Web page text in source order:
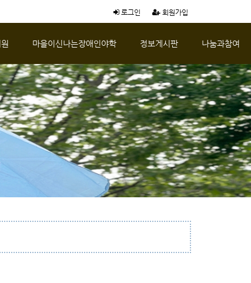
로그인 회원가입
마을이신나는장애인야학 정보게시판 나눔과참여